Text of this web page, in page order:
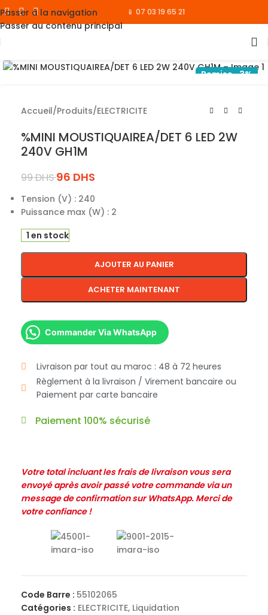
Passer à la navigation
Passer au contenu principal
📱 07 03 19 65 21
Remise -3%
Accueil/Produits/ELECTRICITE
%MINI MOUSTIQUAIREA/DET 6 LED 2W
240V GH1M
99DHS 96 DHS
Tension (V) : 240
Puissance max (W) : 2
1 en stock
AJOUTER AU PANIER
ACHETER MAINTENANT
Commander Via WhatsApp
Livraison par tout au maroc : 48 à 72 heures
Règlement à la livraison / Virement bancaire ou
Paiement par carte bancaire
Paiement 100% sécurisé
Votre total incluant les frais de livraison vous sera
envoyé après avoir passé votre commande via un
message de confirmation sur WhatsApp. Merci de
votre confiance !
Code Barre : 55102065
Catégories : ELECTRICITE, Liquidation